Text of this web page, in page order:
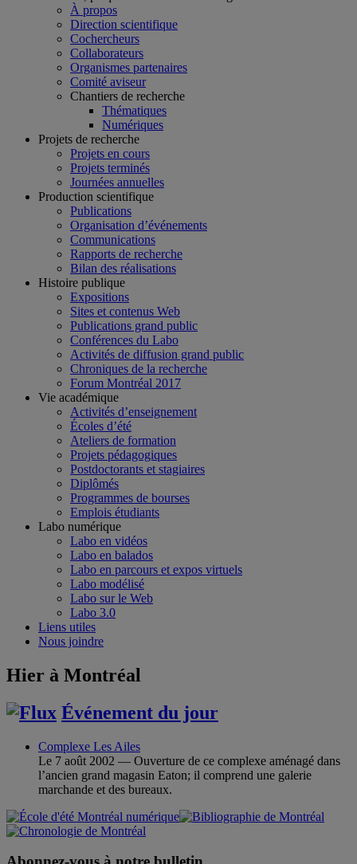
À propos
Direction scientifique
Cochercheurs
Collaborateurs
Organismes partenaires
Comité aviseur
Chantiers de recherche
Thématiques
Numériques
Projets de recherche
Projets en cours
Projets terminés
Journées annuelles
Production scientifique
Publications
Organisation d’événements
Communications
Rapports de recherche
Bilan des réalisations
Histoire publique
Expositions
Sites et contenus Web
Publications grand public
Conférences du Labo
Activités de diffusion grand public
Chroniques de la recherche
Forum Montréal 2017
Vie académique
Activités d’enseignement
Écoles d’été
Ateliers de formation
Projets pédagogiques
Postdoctorants et stagiaires
Diplômés
Programmes de bourses
Emplois étudiants
Labo numérique
Labo en vidéos
Labo en balados
Labo en parcours et expos virtuels
Labo modélisé
Labo sur le Web
Labo 3.0
Liens utiles
Nous joindre
Hier à Montréal
Événement du jour
Complexe Les Ailes
Le 7 août 2002 — Ouverture de ce complexe aménagé dans
l’ancien grand magasin Eaton; il comprend une galerie
marchande et des bureaux.